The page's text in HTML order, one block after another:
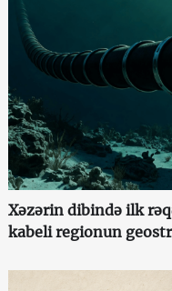
Xəzərin dibində ilk
kabeli regionun